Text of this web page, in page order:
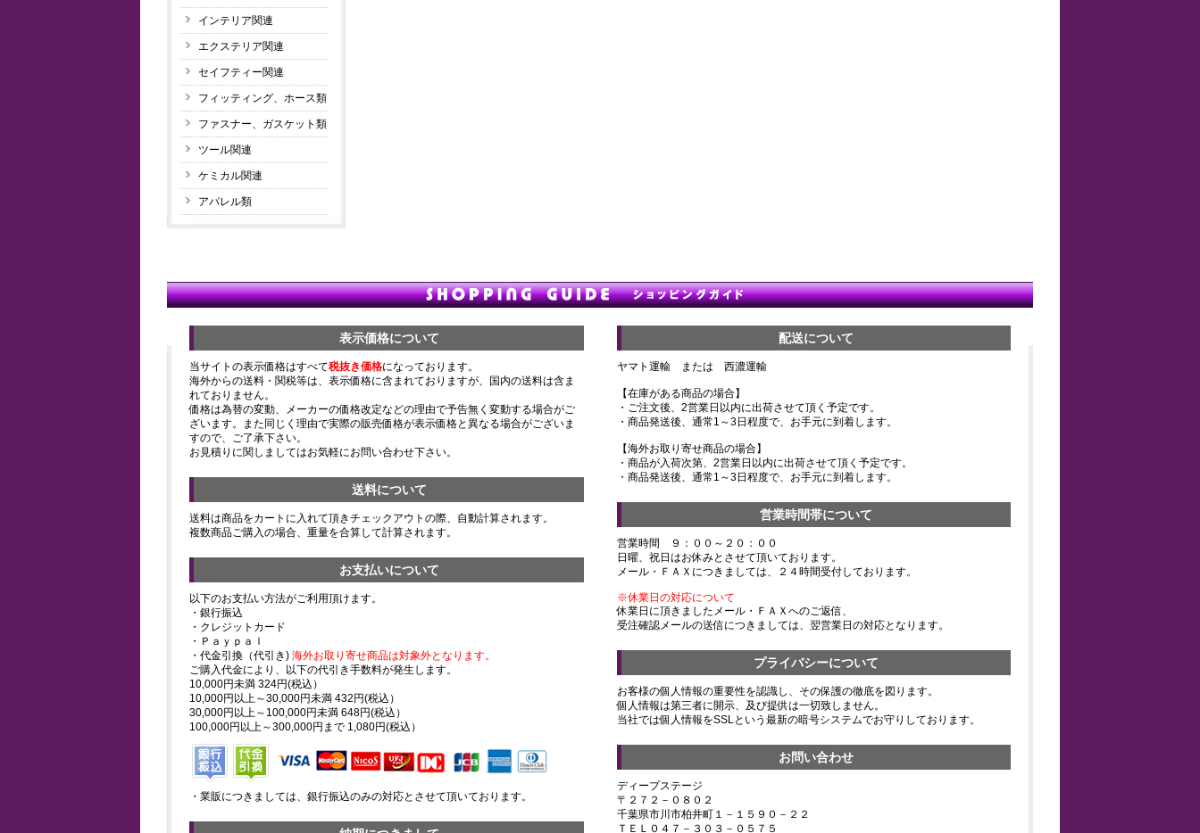
インテリア関連
エクステリア関連
セイフティー関連
フィッティング、ホース類
ファスナー、ガスケット類
ツール関連
ケミカル関連
アパレル類
表示価格について
当サイトの表示価格はすべて税抜き価格になっております。
海外からの送料・関税等は、表示価格に含まれておりますが、国内の送料は含ま
れておりません。
価格は為替の変動、メーカーの価格改定などの理由で予告無く変動する場合がご
ざいます。また同じく理由で実際の販売価格が表示価格と異なる場合がございま
すので、ご了承下さい。
お見積りに関しましてはお気軽にお問い合わせ下さい。
送料について
送料は商品をカートに入れて頂きチェックアウトの際、自動計算されます。
複数商品ご購入の場合、重量を合算して計算されます。
お支払いについて
以下のお支払い方法がご利用頂けます。
・銀行振込
・クレジットカード
・Ｐａｙｐａｌ
・代金引換（代引き) 海外お取り寄せ商品は対象外となります。
ご購入代金により、以下の代引き手数料が発生します。
10,000円未満 324円(税込）
10,000円以上～30,000円未満 432円(税込）
30,000円以上～100,000円未満 648円(税込）
100,000円以上～300,000円まで 1,080円(税込）
・業販につきましては、銀行振込のみの対応とさせて頂いております。
配送について
ヤマト運輸 または 西濃運輸
【在庫がある商品の場合】
・ご注文後、2営業日以内に出荷させて頂く予定です。
・商品発送後、通常1～3日程度で、お手元に到着します。
【海外お取り寄せ商品の場合】
・商品が入荷次第、2営業日以内に出荷させて頂く予定です。
・商品発送後、通常1～3日程度で、お手元に到着します。
営業時間帯について
営業時間 ９：００～２０：００
日曜、祝日はお休みとさせて頂いております。
メール・ＦＡＸにつきましては、２４時間受付しております。
※休業日の対応について
休業日に頂きましたメール・ＦＡＸへのご返信、
受注確認メールの送信につきましては、翌営業日の対応となります。
プライバシーについて
お客様の個人情報の重要性を認識し、その保護の徹底を図ります。
個人情報は第三者に開示、及び提供は一切致しません。
当社では個人情報をSSLという最新の暗号システムでお守りしております。
お問い合わせ
ディープステージ
〒２７２－０８０２
千葉県市川市柏井町１－１５９０－２２
ＴＥＬ０４７－３０３－０５７５